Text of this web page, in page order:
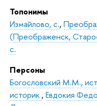
Топонимы
Измайлово, с.,
(Преображенск,
с.
Персоны
Богословский М.М.,
историк , Евдокия